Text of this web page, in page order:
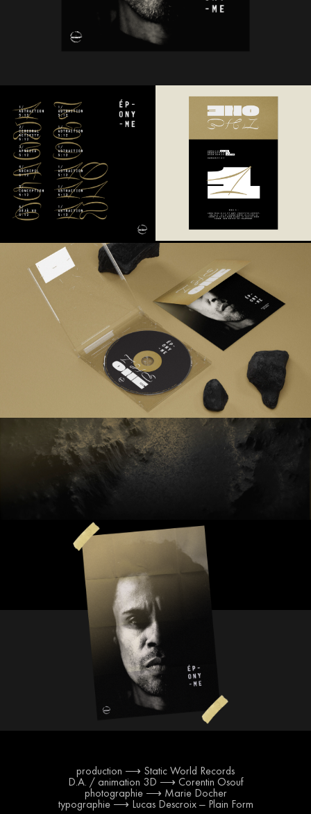
production ⟶ Static World Records
D.A. / animation 3D ⟶ Corentin Osouf
photographie ⟶ Marie Docher
typographie ⟶ Lucas Descroix — Plain Form